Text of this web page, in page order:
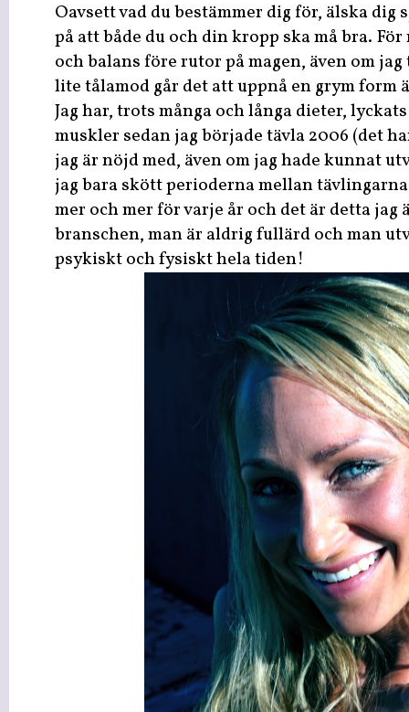
Oavsett vad du bestämmer dig för, älska dig
på att både du och din kropp ska må bra.
och balans före rutor på magen, även om
lite tålamod går det att uppnå en grym form
Jag har, trots många och långa dieter,
muskler sedan jag började tävla 2006 (det
jag är nöjd med, även om jag hade kunnat
jag bara skött perioderna mellan
mer och mer för varje år och det är detta jag
branschen, man är aldrig fullärd och man
psykiskt och fysiskt hela tiden!